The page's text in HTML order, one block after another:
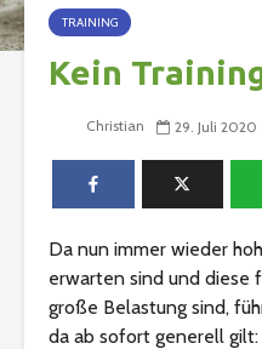
TRAINING
Kein
Christian 29. Juli 2020
Da nun immer wieder
erwarten sind und diese
große Belastung sind,
da ab sofort generell gilt: